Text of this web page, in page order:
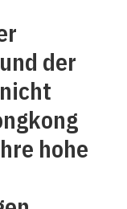
der
hohe